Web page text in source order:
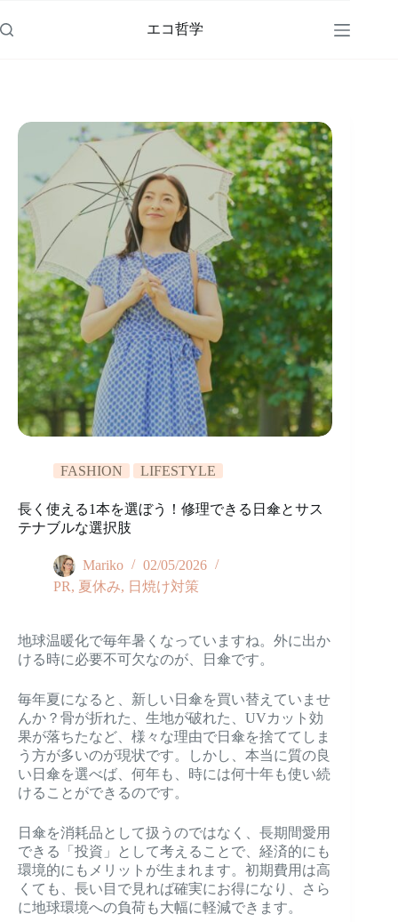
ン
エコ哲学
FASHION LIFESTYLE
長く使える1本を選ぼう！修理できる日傘とサス
テナブルな選択肢
Mariko
02/05/2026
PR, 夏休み, 日焼け対策
地球温暖化で毎年暑くなっていますね。外に出か
ける時に必要不可欠なのが、日傘です。
毎年夏になると、新しい日傘を買い替えていませ
んか？骨が折れた、生地が破れた、UVカット効
果が落ちたなど、様々な理由で日傘を捨ててしま
う方が多いのが現状です。しかし、本当に質の良
い日傘を選べば、何年も、時には何十年も使い続
けることができるのです。
日傘を消耗品として扱うのではなく、長期間愛用
できる「投資」として考えることで、経済的にも
環境的にもメリットが生まれます。初期費用は高
くても、長い目で見れば確実にお得になり、さら
に地球環境への負荷も大幅に軽減できます。